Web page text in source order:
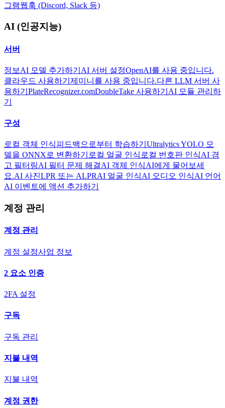
그램웹훅 (Discord, Slack 등)
AI (인공지능)
서버
정보 AI 모델 추가하기 AI 서버 설정OpenAI를 사용 중입니다.
클라우드 사용하기 제미니를 사용 중입니다.다른 LLM 서버 사
용하기 PlateRecognizer.comDoubleTake 사용하기 AI 모듈 관리하
기
구성
로컬 객체 인식피드백으로부터 학습하기 Ultralytics YOLO 모
델을 ONNX로 변환하기 로컬 얼굴 인식로컬 번호판 인식AI 경
고 필터링AI 필터 문제 해결AI 객체 인식AI에게 물어보세
요.AI 사진LPR 또는 ALPRAI 얼굴 인식AI 오디오 인식AI 언어
AI 이벤트에 액션 추가하기
계정 관리
계정 관리
계정 설정사업 정보
2 요소 인증
2FA 설정
구독
구독 관리
지불 내역
지불 내역
계정 권한